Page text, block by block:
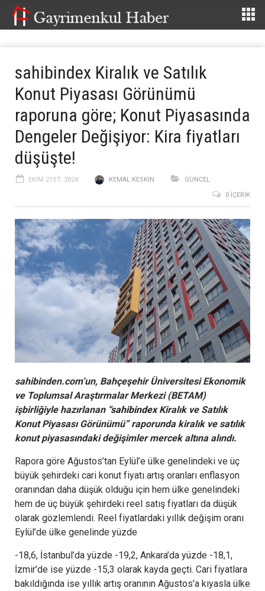
sahibindex Kiralık ve Satılık
Konut Piyasası Görünümü
raporuna göre; Konut Piyasasında
Dengeler Değişiyor: Kira fiyatları
düşüşte!
EKIM 21ST, 2024 KEMAL KESKIN
GÜNCEL
0 İÇERIK
sahibinden.com’un, Bahçeşehir Üniversitesi Ekonomik
ve Toplumsal Araştırmalar Merkezi (BETAM)
işbirliğiyle hazırlanan “sahibindexKiralık ve Satılık
Konut Piyasası Görünümü” raporunda kiralık ve satılık
konut piyasasındaki değişimler mercek altına alındı.
Rapora göre Ağustos’tan Eylül’e ülke genelindeki ve üç
büyük şehirdeki cari konut fiyatı artış oranları enflasyon
oranından daha düşük olduğu için hem ülke genelindeki
hem de üç büyük şehirdeki reel satış fiyatları da düşük
olarak gözlemlendi. Reel fiyatlardaki yıllık değişim oranı
Eylül’de ülke genelinde yüzde
-18,6, İstanbul’da yüzde -19,2, Ankara’da yüzde -18,1,
İzmir’de ise yüzde -15,3 olarak kayda geçti. Cari fiyatlara
bakıldığında ise yıllık artış oranının Ağustos’a kıyasla ülke